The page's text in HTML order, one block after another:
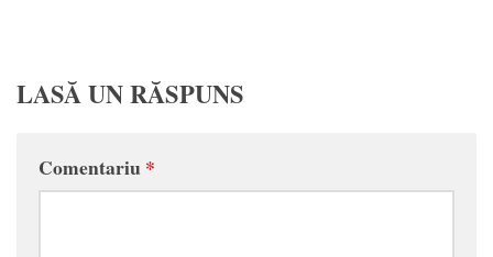
LASĂ UN RĂSPUNS
Comentariu*